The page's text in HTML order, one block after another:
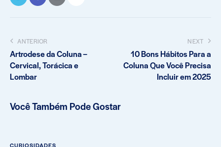
ANTERIOR
Artrodese da Coluna –
Cervical, Torácica e
Lombar
NEXT
10 Bons Hábitos Para a
Coluna Que Você Precisa
Incluir em 2025
Você Também Pode Gostar
CURIOSIDADES